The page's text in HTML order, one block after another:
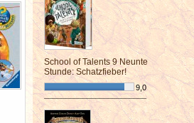
School of Talents 9 Neunte
Stunde: Schatzfieber!
9,0
¯¯¯¯¯¯¯¯¯¯¯¯¯¯¯¯¯¯¯¯¯¯¯¯